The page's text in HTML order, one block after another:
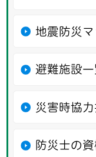
地震防災
避難施設一
災害時協力
防災士の